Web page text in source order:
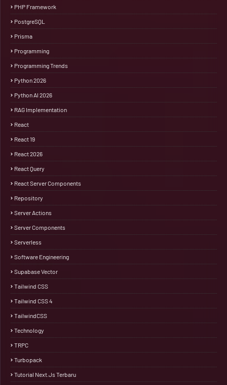
PHP Framework
PostgreSQL
Prisma
Programming
Programming Trends
Python 2026
Python AI 2026
RAG Implementation
React
React 19
React 2026
React Query
React Server Components
Repository
Server Actions
Server Components
Serverless
Software Engineering
Supabase Vector
Tailwind CSS
Tailwind CSS 4
TailwindCSS
Technology
TRPC
Turbopack
Tutorial Next.js Terbaru